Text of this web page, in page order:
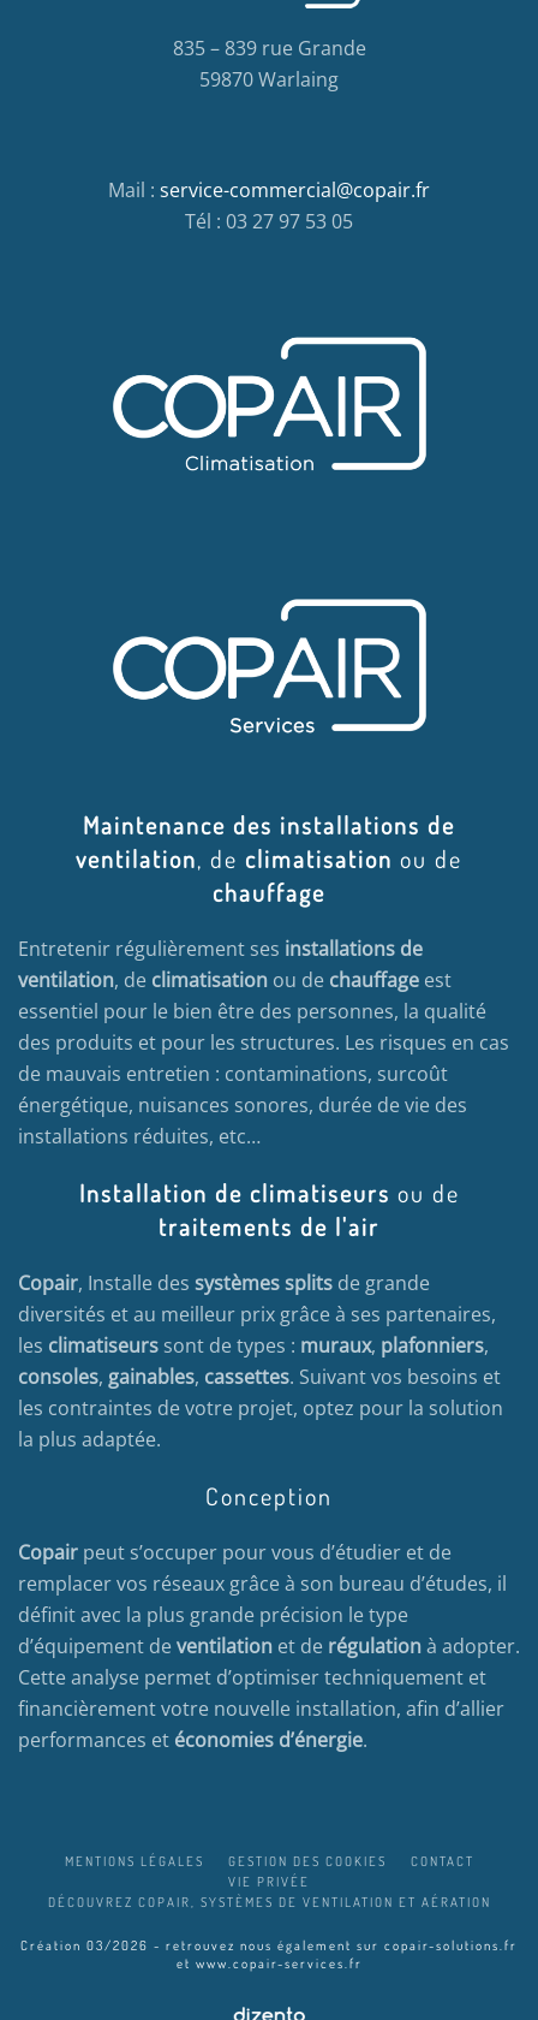
835 – 839 rue Grande
59870 Warlaing
Mail : service-commercial@copair.fr
Tél : 03 27 97 53 05
Maintenance des installations de
ventilation, de climatisation ou de
chauffage
Entretenir régulièrement ses installations de
ventilation, de climatisation ou de chauffage est
essentiel pour le bien être des personnes, la qualité
des produits et pour les structures. Les risques en cas
de mauvais entretien : contaminations, surcoût
énergétique, nuisances sonores, durée de vie des
installations réduites, etc…
Installation de climatiseurs ou de
traitements de l'air
Copair, Installe des systèmes splits de grande
diversités et au meilleur prix grâce à ses partenaires,
les climatiseurs sont de types : muraux, plafonniers,
consoles, gainables, cassettes. Suivant vos besoins et
les contraintes de votre projet, optez pour la solution
la plus adaptée.
Conception
Copair peut s’occuper pour vous d’étudier et de
remplacer vos réseaux grâce à son bureau d’études, il
définit avec la plus grande précision le type
d’équipement deventilation et de régulationà adopter.
Cette analyse permet d’optimiser techniquement et
financièrement votre nouvelle installation, afin d’allier
performances et économies d’énergie.
MENTIONS LÉGALES GESTION DES COOKIES
CONTACT
VIE PRIVÉE
DÉCOUVREZ COPAIR, SYSTÈMES DE VENTILATION ET AÉRATION
Création 03/2026 - retrouvez nous également sur copair-solutions.fr
et www.copair-services.fr